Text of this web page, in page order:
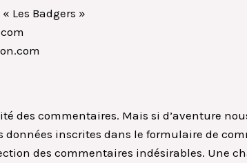
Les Badgers »
des commentaires. Mais si d’aventure
inscrites dans le formulaire de
des commentaires indésirables. Une